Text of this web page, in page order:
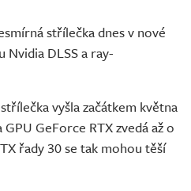
střílečka dnes v nové
Nvidia DLSS a ray-
vyšla začátkem května
GeForce RTX zvedá až o
řady 30 se tak mohou těší